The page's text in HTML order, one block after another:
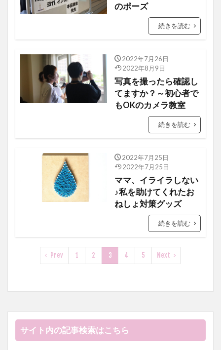
のポーズ
続きを読む
カメラ教室
2022年7月26日
2022年8月9日
写真を撮ったら確認し
てますか？～初心者で
もOKのカメラ教室
続きを読む
おススメのアイテム
2022年7月25日
2022年7月25日
ママ、イライラしない
♪私を助けてくれたお
ねしょ対策グッズ
続きを読む
Prev 1 2 3 4 5 Next
サイト内の記事検索はこちら